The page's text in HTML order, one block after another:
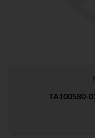
TA100580-